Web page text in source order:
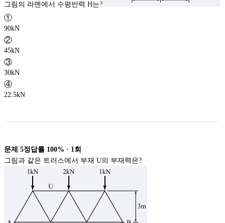
그림의 라멘에서 수평반력 H는?
①
90kN
②
45kN
③
30kN
④
22.5kN
문제 5정답률 100% · 1회
그림과 같은 트러스에서 부재 U의 부재력은?